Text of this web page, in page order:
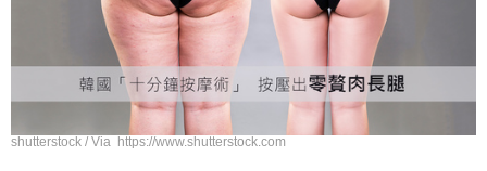
shutterstock / Via https://www.shutterstock.com